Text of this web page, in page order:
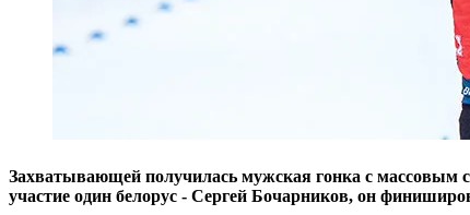
Захватывающей получилась мужская гонка с массовым
участие один белорус - Сергей Бочарников, он